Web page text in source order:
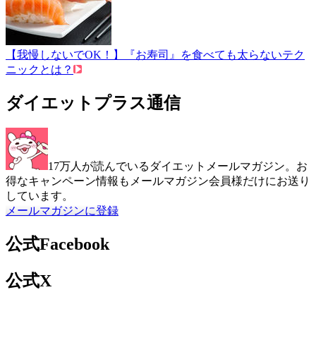
【我慢しないでOK！】『お寿司』を食べても太らないテク
ニックとは？
ダイエットプラス通信
17万人が読んでいるダイエットメールマガジン。お
得なキャンペーン情報もメールマガジン会員様だけにお送り
しています。
メールマガジンに登録
公式Facebook
公式X